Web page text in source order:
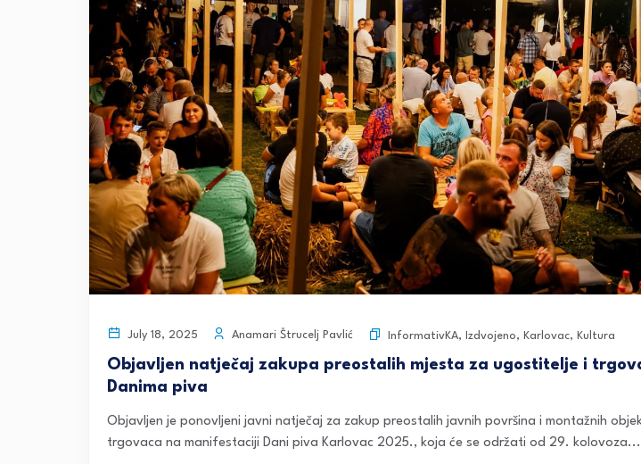
July 18, 2025 Anamari Štrucelj Pavlić InformativKA, Izdvojeno, Karlovac, Kultura
Objavljen natječaj zakupa preostalih mjesta za ugostitelje i
Danima piva
Objavljen je ponovljeni javni natječaj za zakup preostalih javnih površina i montažnih
trgovaca na manifestaciji Dani piva Karlovac 2025., koja će se održati od 29. kolovoza...